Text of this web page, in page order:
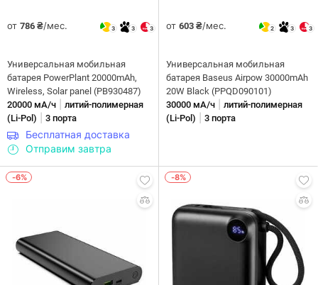
от 786 ₴/мес. 3 3 3
Универсальная мобильная
батарея PowerPlant 20000mAh,
Wireless, Solar panel (PB930487)
20000 мА/ч
литий-полимерная
(Li-Pol)
3 порта
Бесплатная доставка
Отправим завтра
от 603 ₴/мес. 2 3 3
Универсальная мобильная
батарея Baseus Airpow 30000mAh
20W Black (PPQD090101)
30000 мА/ч
литий-полимерная
(Li-Pol)
3 порта
-6% -8%